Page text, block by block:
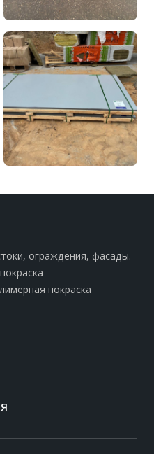
ограждения, фасады.
покраска